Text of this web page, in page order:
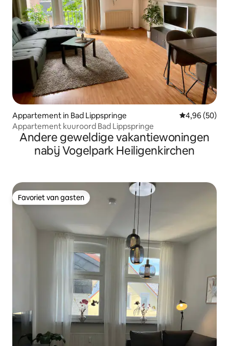
Appartement in Bad Lippspringe Gemiddelde
4,96 (50)
Appartement kuuroord Bad Lippspringe
Andere geweldige vakantiewoningen
nabij Vogelpark Heiligenkirchen
Favoriet van gasten
Favoriet van gasten